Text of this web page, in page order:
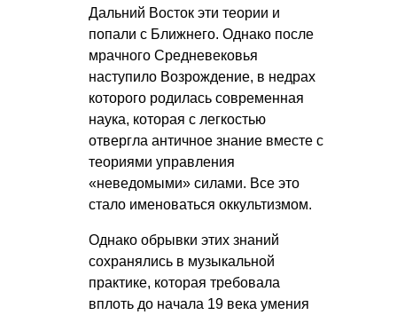
Дальний Восток эти теории и
попали с Ближнего. Однако после
мрачного Средневековья
наступило Возрождение, в недрах
которого родилась современная
наука, которая с легкостью
отвергла античное знание вместе с
теориями управления
«неведомыми» силами. Все это
стало именоваться оккультизмом.
Однако обрывки этих знаний
сохранялись в музыкальной
практике, которая требовала
вплоть до начала 19 века умения